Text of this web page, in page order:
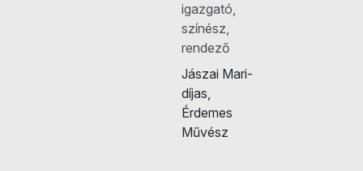
igazgató,
színész,
rendező
Jászai Mari-
díjas,
Érdemes
Művész